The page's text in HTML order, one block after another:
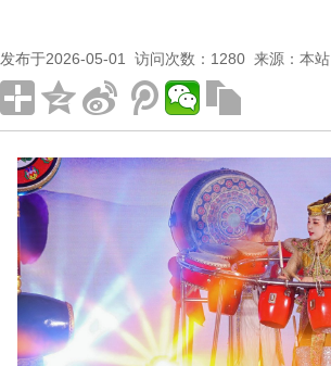
发布于2026-05-01 访问次数：1280 来源：本站